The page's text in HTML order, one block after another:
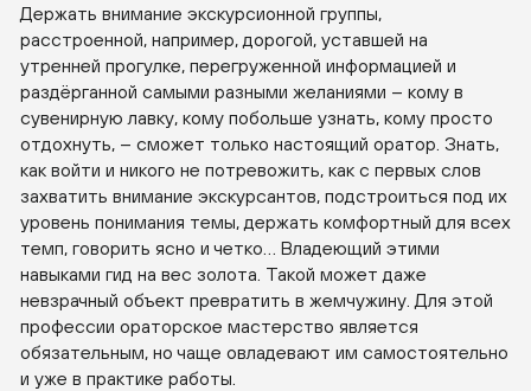
Держать внимание экскурсионной группы,
расстроенной, например, дорогой, уставшей на
утренней прогулке, перегруженной информацией и
раздёрганной самыми разными желаниями – кому в
сувенирную лавку, кому побольше узнать, кому просто
отдохнуть, – сможет только настоящий оратор. Знать,
как войти и никого не потревожить, как с первых слов
захватить внимание экскурсантов, подстроиться под их
уровень понимания темы, держать комфортный для всех
темп, говорить ясно и четко… Владеющий этими
навыками гид на вес золота. Такой может даже
невзрачный объект превратить в жемчужину. Для этой
профессии ораторское мастерство является
обязательным, но чаще овладевают им самостоятельно
и уже в практике работы.